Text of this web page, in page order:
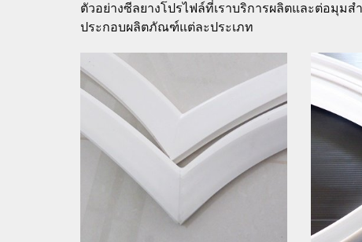
ตัวอย่างซีลยางโปรไฟล์ที่เราบริการผลิตและต่อมุม
ประกอบผลิตภัณฑ์แต่ละประเภท